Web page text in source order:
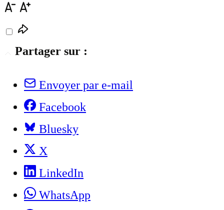
Partager sur :
Envoyer par e-mail
Facebook
Bluesky
X
LinkedIn
WhatsApp